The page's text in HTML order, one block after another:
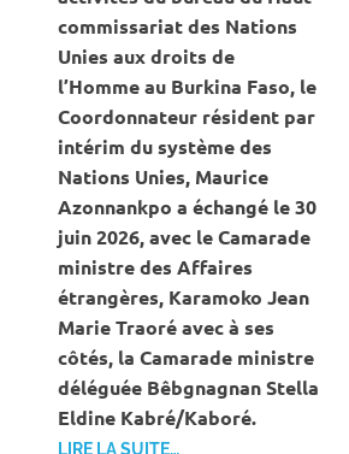
commissariat des Nations
Unies aux droits de
l’Homme au Burkina Faso, le
Coordonnateur résident par
intérim du système des
Nations Unies, Maurice
Azonnankpo a échangé le 30
juin 2026, avec le Camarade
ministre des Affaires
étrangères, Karamoko Jean
Marie Traoré avec à ses
côtés, la Camarade ministre
déléguée Bêbgnagnan Stella
Eldine Kabré/Kaboré.
LIRE LA SUITE…